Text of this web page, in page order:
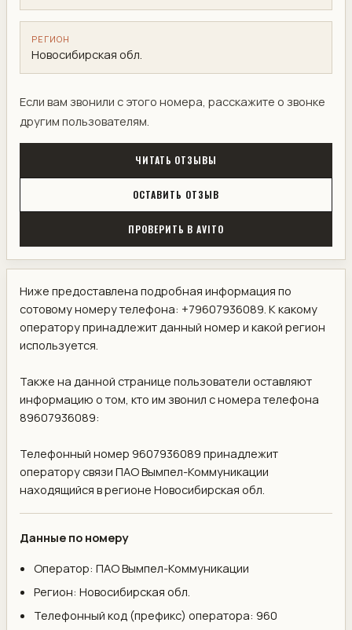
РЕГИОН
Новосибирская обл.
Если вам звонили с этого номера, расскажите о звонке
другим пользователям.
ЧИТАТЬ ОТЗЫВЫ
ОСТАВИТЬ ОТЗЫВ
ПРОВЕРИТЬ В AVITO
Ниже предоставлена подробная информация по
сотовому номеру телефона: +79607936089. К какому
оператору принадлежит данный номер и какой регион
используется.
Также на данной странице пользователи оставляют
информацию о том, кто им звонил с номера телефона
89607936089:
Телефонный номер 9607936089 принадлежит
оператору связи ПАО Вымпел-Коммуникации
находящийся в регионе Новосибирская обл.
Данные по номеру
Оператор: ПАО Вымпел-Коммуникации
Регион: Новосибирская обл.
Телефонный код (префикс) оператора: 960